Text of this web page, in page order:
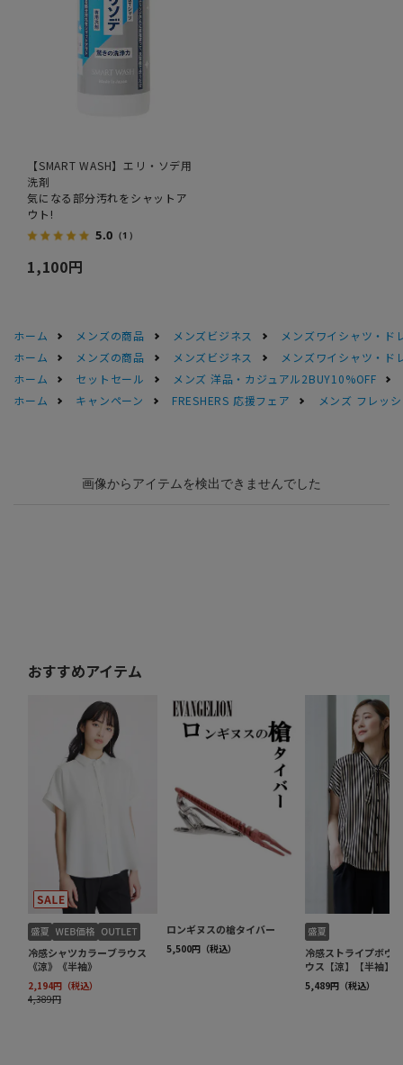
【SMART WASH】エリ・ソデ用
洗剤
気になる部分汚れをシャットア
ウト!
5.0 （1）
1,100円
ホーム メンズの商品 メンズビジネス
メンズワイシャツ・ド
ホーム
メンズの商品 メンズビジネス
メンズワイシャツ・ド
ホーム
セットセール
メンズ 洋品・カジュアル2BUY10%OFF
ホーム
キャンペーン FRESHERS 応援フェア メンズ フレッ